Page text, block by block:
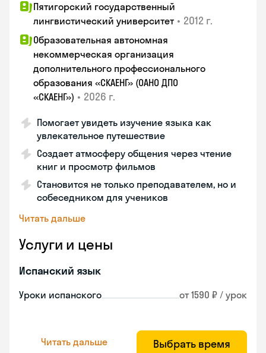
Пятигорский государственный
лингвистический университет • 2012 г.
Образовательная автономная
некоммерческая организация
дополнительного профессионального
образования «СКАЕНГ» (ОАНО ДПО
«СКАЕНГ») • 2026 г.
Помогает увидеть изучение языка как
увлекательное путешествие
Создает атмосферу общения через чтение
книг и просмотр фильмов
Становится не только преподавателем, но и
собеседником для учеников
Читать дальше
Услуги и цены
Испанский язык
Уроки испанского от 1590 ₽ / урок
Читать дальше Выбрать время